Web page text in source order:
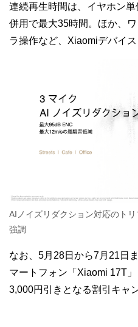
連続再生時間は、イヤホン
併用で最大35時間。ほか、
ラ操作など、Xiaomiデバイ
AIノイズリダクション対応のト
強調
なお、5月28日から7月21日
マートフォン「Xiaomi 17T
3,000円引きとなる割引キャ